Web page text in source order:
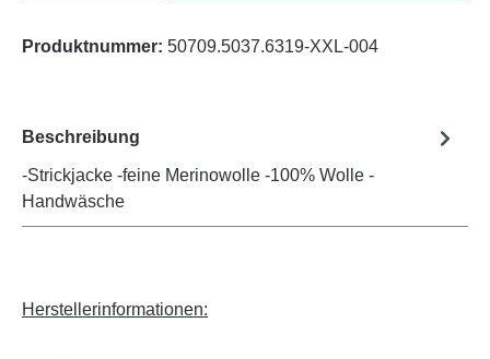
Produktnummer: 50709.5037.6319-XXL-004
Beschreibung
-Strickjacke -feine Merinowolle -100% Wolle -
Handwäsche
Herstellerinformationen: